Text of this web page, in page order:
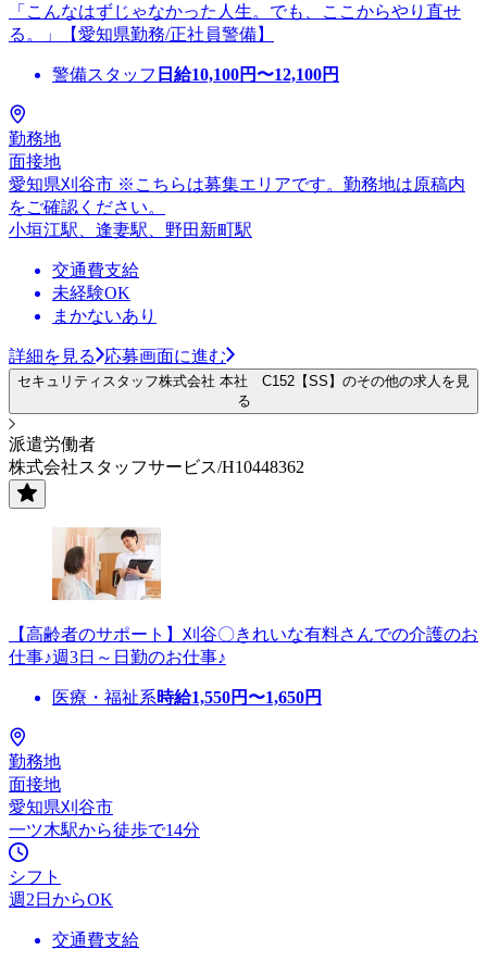
「こんなはずじゃなかった人生。でも、ここからやり直せ
る。」【愛知県勤務/正社員警備】
警備スタッフ 日給10,100円〜12,100円
勤務地
面接地
愛知県刈谷市 ※こちらは募集エリアです。勤務地は原稿内
をご確認ください。
小垣江駅、逢妻駅、野田新町駅
交通費支給
未経験OK
まかないあり
詳細を見る 応募画面に進む
セキュリティスタッフ株式会社 本社 C152【SS】のその他の求人を見
る
派遣労働者
株式会社スタッフサービス/H10448362
【高齢者のサポート】刈谷〇きれいな有料さんでの介護のお
仕事♪週3日～日勤のお仕事♪
医療・福祉系時給1,550円〜1,650円
勤務地
面接地
愛知県刈谷市
一ツ木駅から徒歩で14分
シフト
週2日からOK
交通費支給